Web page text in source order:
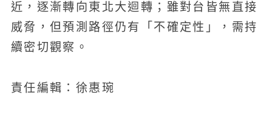
近，逐漸轉向東北大迴轉；雖對台皆無直接
威脅，但預測路徑仍有「不確定性」，需持
續密切觀察。
責任編輯：徐惠琬